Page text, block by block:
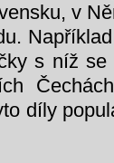
v
s níž
díly